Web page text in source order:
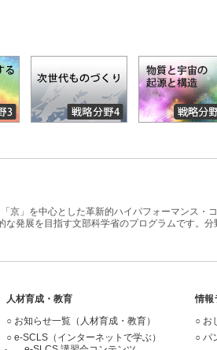
京」を中心とした革新的ハイパフォーマンス・
発展を目指す文部科学省のプログラムです。
人材育成・教育
お知らせ一覧（人材育成・教育）
e-SCLS（ インターネットで学ぶ）
情報
お
パ